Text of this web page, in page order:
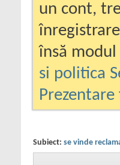
un cont,
însă
si politica
Subiect: se vinde